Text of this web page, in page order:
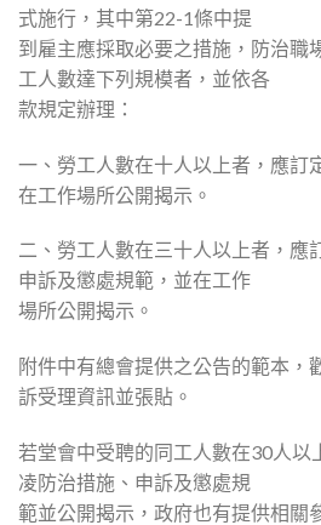
式施行，其中第22-1條中提
到雇主應採取必要之措施，防治職
工人數達下列規模者，並依各
款規定辦理：
一、勞工人數在十人以上者，應訂
在工作場所公開揭示。
二、勞工人數在三十人以上者，應
申訴及懲處規範，並在工作
場所公開揭示。
附件中有總會提供之公告的範本，
訴受理資訊並張貼。
若堂會中受聘的同工人數在30人以
凌防治措施、申訴及懲處規
範並公開揭示，政府也有提供相關